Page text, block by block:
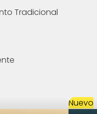
Tradicional
Nuevo